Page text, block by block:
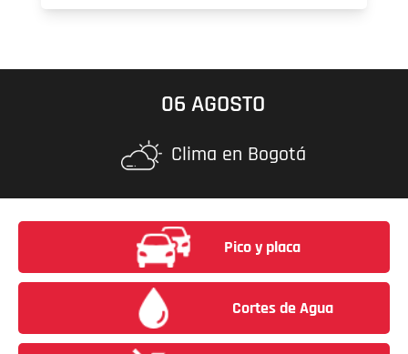
06 AGOSTO
Clima en Bogotá
Pico y placa
Cortes de Agua